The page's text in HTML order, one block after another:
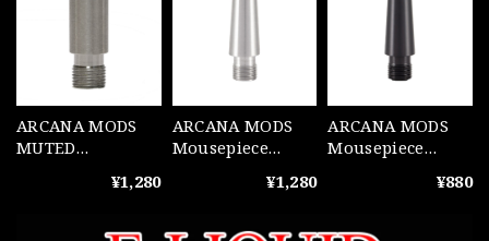
ARCANA MODS
MUTED
¥1,280
ARCANA MODS
Mousepiece
¥1,280
ARCANA MODS
Mousepiece
¥880